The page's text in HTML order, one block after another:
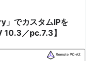
でカスタムIPを
10.3／pc.7.3】